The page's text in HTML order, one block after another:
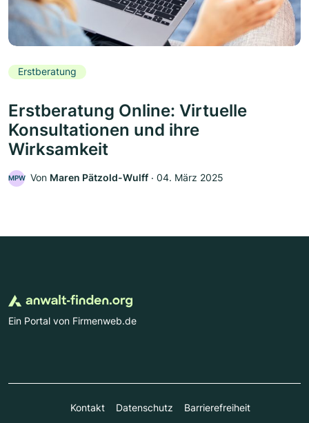
Erstberatung
Erstberatung Online: Virtuelle
Konsultationen und ihre
Wirksamkeit
MPW Von Maren Pätzold-Wulff ‧ 04. März 2025
Ein Portal von Firmenweb.de
Kontakt Datenschutz
Barrierefreiheit